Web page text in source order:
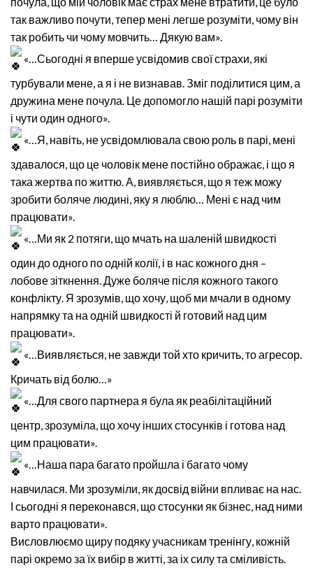
так важливо почути, тепер мені легше розуміти, чому він
так робить чи чому мовчить… Дякую вам».
«…Сьогодні я вперше усвідомив свої страхи, які
турбували мене, а я і не визнавав. Зміг поділитися цим, а
дружина мене почула. Це допомогло нашій парі розуміти
і чути один одного».
«…Я, навіть, не усвідомлювала свою роль в парі, мені
здавалося, що це чоловік мене постійно ображає, і що я
така жертва по життю. А, виявляється, що я теж можу
зробити боляче людині, яку я люблю… Мені є над чим
працювати».
«…Ми як 2 потяги, що мчать на шаленій швидкості
один до одного по одній колії, і в нас кожного дня –
лобове зіткнення. Дуже боляче після кожного такого
конфлікту. Я зрозумів, що хочу, щоб ми мчали в одному
напрямку та на одній швидкості й готовий над цим
працювати».
«…Виявляється, не завжди той хто кричить, то агресор.
Кричать від болю…»
«…Для свого партнера я була як реабілітаційний
центр, зрозуміла, що хочу інших стосунків і готова над
цим працювати».
«…Наша пара багато пройшла і багато чому
навчилася. Ми зрозуміли, як досвід війни впливає на нас.
І сьогодні я переконався, що стосунки як бізнес, над ними
варто працювати».
Висловлюємо щиру подяку учасникам тренінгу, кожній
парі окремо за їх вибір в житті, за іх силу та сміливість.